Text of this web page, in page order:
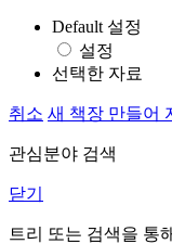
Default 설정
설정
선택한 자료
취소 새 책장 만들어
관심분야 검색
닫기
트리 또는 검색을 통